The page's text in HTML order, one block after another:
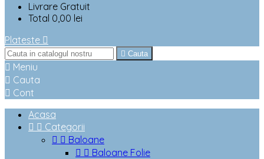
Livrare Gratuit
Total 0,00 lei
Plateste 
 Cauta
 Meniu
 Cauta
 Cont
Acasa
  Categorii
  Baloane
  Baloane Folie